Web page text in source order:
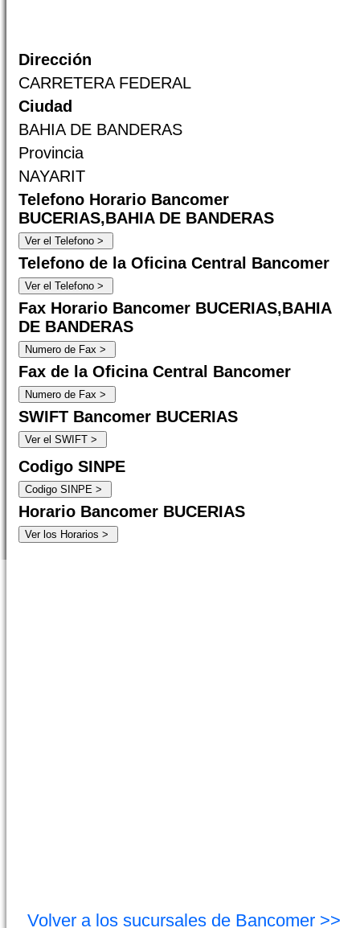
Dirección
CARRETERA FEDERAL
Ciudad
BAHIA DE BANDERAS
Provincia
NAYARIT
Telefono Horario Bancomer
BUCERIAS,BAHIA DE BANDERAS
Telefono de la Oficina Central Bancomer
Fax Horario Bancomer BUCERIAS,BAHIA
DE BANDERAS
Fax de la Oficina Central Bancomer
SWIFT Bancomer BUCERIAS
Codigo SINPE
Horario Bancomer BUCERIAS
Volver a los sucursales de Bancomer >>